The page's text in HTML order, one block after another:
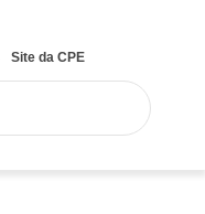
Site da CPE